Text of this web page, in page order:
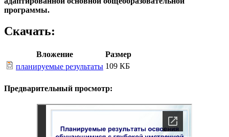
программы.
Скачать:
Вложение
Размер
планируемые результаты 109 КБ
Предварительный просмотр: